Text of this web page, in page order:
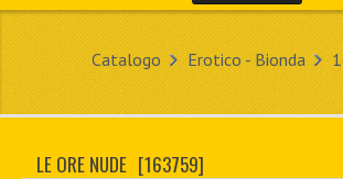
IL MIO CONTO
Catalogo Erotico - Bionda
LE ORE NUDE [163759]